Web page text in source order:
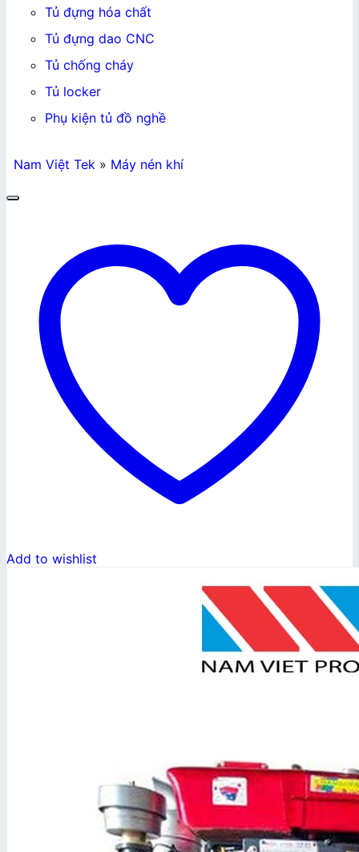
Tủ đựng hóa chất
Tủ đựng dao CNC
Tủ chống cháy
Tủ locker
Phụ kiện tủ đồ nghề
Nam Việt Tek» Máy nén khí
Add to wishlist